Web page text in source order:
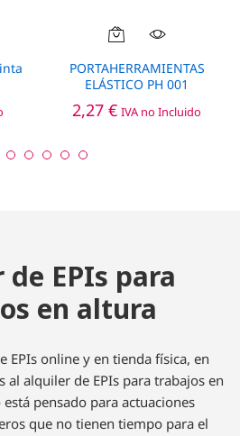
ELÁSTICO PH 001
2,27 IVA no Incluido